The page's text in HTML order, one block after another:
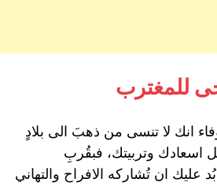
للمغترب
انك لا تنسى من ذهبَ الى بلادٍ
اسعادك وتربيتك، فبقُربِ
عليك ان تُشاركه الافراح والتهاني